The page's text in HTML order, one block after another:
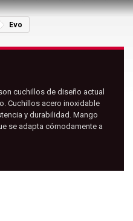
Evo
cuchillos de diseño actual
Cuchillos acero inoxidable
y durabilidad. Mango
se adapta cómodamente a